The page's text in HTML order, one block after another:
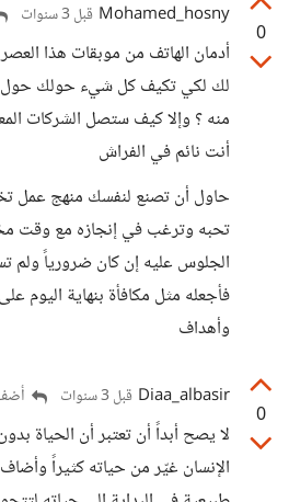
0
Mohamed_hosny قبل 3 سنوات
أدمان الهاتف من موبقات هذا
لك لكي تكيف كل شيء حولك حول
منه ؟ وإلا كيف ستصل الشركات
أنت نائم في الفراش
حاول أن تصنع لنفسك منهج
تحبه وترغب في إنجازه مع وقت
الجلوس عليه إن كان ضرورياً ولم
فأجعله مثل مكافأة بنهاية اليوم
وأهداف
0
Diaa_albasir قبل 3 سنوات
لا يصح أبداً أن تعتبر أن الحياة
الإنسان غيّر من حياته كثيراً وأضاف